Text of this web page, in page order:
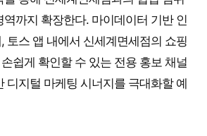
역까지 확장한다. 마이데이터 기반 인
토스 앱 내에서 신세계면세점의 쇼핑
쉽게 확인할 수 있는 전용 홍보 채널
디지털 마케팅 시너지를 극대화할 예